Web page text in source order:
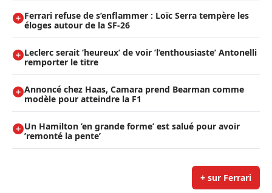
Ferrari refuse de s’enflammer : Loïc Serra tempère les
éloges autour de la SF-26
Leclerc serait ’heureux’ de voir ’l’enthousiaste’ Antonelli
remporter le titre
Annoncé chez Haas, Camara prend Bearman comme
modèle pour atteindre la F1
Un Hamilton ’en grande forme’ est salué pour avoir
’remonté la pente’
+ sur Ferrari